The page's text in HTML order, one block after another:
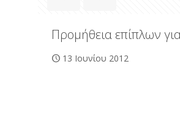
Προμήθεια επίπλων
13 Ιουνίου 2012